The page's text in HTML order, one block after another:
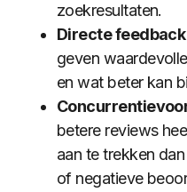
zoekresultaten.
Directe
geven
en wat beter kan
betere reviews
aan te trekken
of negatieve